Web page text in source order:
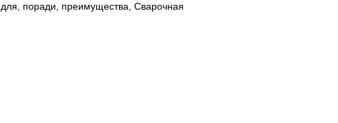
для поради преимущества Сварочная